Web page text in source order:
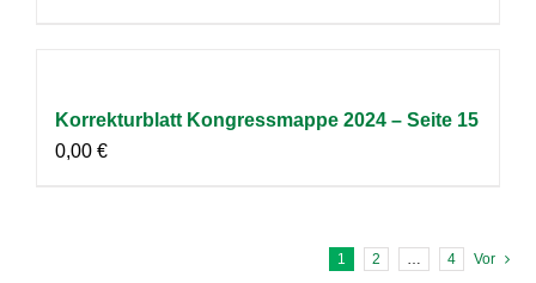
Korrekturblatt Kongressmappe 2024 – Seite 15
0,00 €
1 2 4 Vor